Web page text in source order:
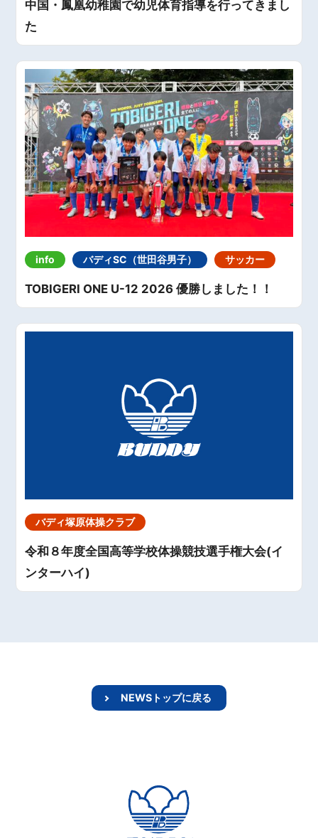
中国・鳳凰幼稚園で幼児体育指導を行ってきまし
た
info バディSC（世田谷男子） サッカー
TOBIGERI ONE U-12 2026 優勝しました！！
バディ塚原体操クラブ
令和８年度全国高等学校体操競技選手権大会(イ
ンターハイ)
NEWSトップに戻る